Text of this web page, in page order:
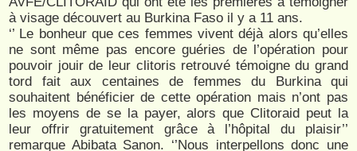
à visage découvert au Burkina Faso il y a 11 ans.
‘’ Le bonheur que ces femmes vivent déjà alors qu’elles
ne sont même pas encore guéries de l’opération pour
pouvoir jouir de leur clitoris retrouvé témoigne du grand
tord fait aux centaines de femmes du Burkina qui
souhaitent bénéficier de cette opération mais n’ont pas
les moyens de se la payer, alors que Clitoraid peut la
leur offrir gratuitement grâce à l’hôpital du plaisir’’
remarque Abibata Sanon. ‘’Nous interpellons donc une